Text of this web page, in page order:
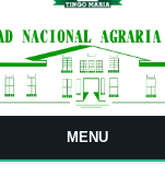
MENU